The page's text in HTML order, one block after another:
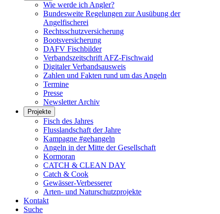
Wie werde ich Angler?
Bundesweite Regelungen zur Ausübung der
Angelfischerei
Rechtsschutzversicherung
Bootsversicherung
DAFV Fischbilder
Verbandszeitschrift AFZ-Fischwaid
Digitaler Verbandsausweis
Zahlen und Fakten rund um das Angeln
Termine
Presse
Newsletter Archiv
Projekte
Fisch des Jahres
Flusslandschaft der Jahre
Kampagne #gehangeln
Angeln in der Mitte der Gesellschaft
Kormoran
CATCH & CLEAN DAY
Catch & Cook
Gewässer-Verbesserer
Arten- und Naturschutzprojekte
Kontakt
Suche